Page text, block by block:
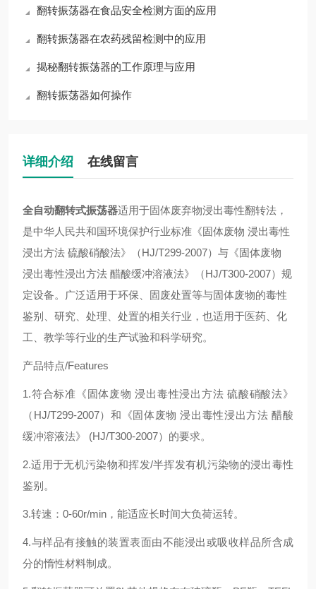
翻转振荡器在食品安全检测方面的应用
翻转振荡器在农药残留检测中的应用
揭秘翻转振荡器的工作原理与应用
翻转振荡器如何操作
详细介绍 在线留言
全自动翻转式振荡器适用于固体废弃物浸出毒性翻转法，
是中华人民共和国环境保护行业标准《固体废物 浸出毒性
浸出方法 硫酸硝酸法》 （HJ/T299-2007） 与《固体废物
浸出毒性浸出方法 醋酸缓冲溶液法》 （HJ/T300-2007） 规
定设备。广泛适用于环保、固废处置等与固体废物的毒性
鉴别、研究、处理、处置的相关行业，也适用于医药、化
工、教学等行业的生产试验和科学研究。
产品特点/Features
1.符合标准《固体废物 浸出毒性浸出方法 硫酸硝酸法》
（HJ/T299-2007）和《固体废物 浸出毒性浸出方法 醋酸
缓冲溶液法》 (HJ/T300-2007）的要求。
2.适用于无机污染物和挥发/半挥发有机污染物的浸出毒性
鉴别。
3.转速：0-60r/min，能适应长时间大负荷运转。
4.与样品有接触的装置表面由不能浸出或吸收样品所含成
分的惰性材料制成。